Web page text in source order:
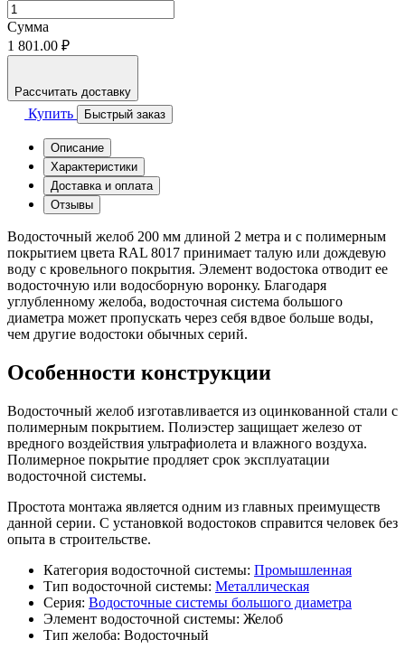
Сумма
1 801.00 ₽
Рассчитать доставку
Купить Быстрый заказ
Описание
Характеристики
Доставка и оплата
Отзывы
Водосточный желоб 200 мм длиной 2 метра и с полимерным
покрытием цвета RAL 8017 принимает талую или дождевую
воду с кровельного покрытия. Элемент водостока отводит ее
водосточную или водосборную воронку. Благодаря
углубленному желоба, водосточная система большого
диаметра может пропускать через себя вдвое больше воды,
чем другие водостоки обычных серий.
Особенности конструкции
Водосточный желоб изготавливается из оцинкованной стали с
полимерным покрытием. Полиэстер защищает железо от
вредного воздействия ультрафиолета и влажного воздуха.
Полимерное покрытие продляет срок эксплуатации
водосточной системы.
Простота монтажа является одним из главных преимуществ
данной серии. С установкой водостоков справится человек без
опыта в строительстве.
Категория водосточной системы: Промышленная
Тип водосточной системы: Металлическая
Серия: Водосточные системы большого диаметра
Элемент водосточной системы: Желоб
Тип желоба: Водосточный